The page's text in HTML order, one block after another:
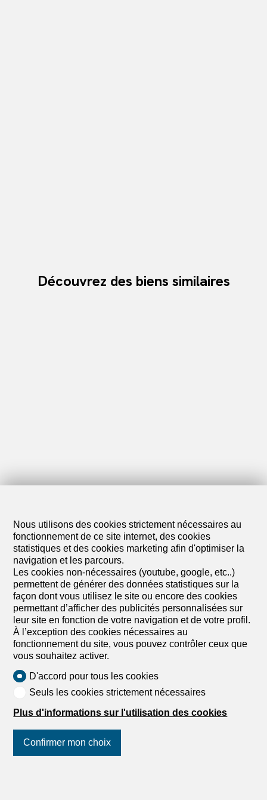
Découvrez des biens similaires
1 6
Appartement
Appartement de 2.5 pièces en
vente à Payerne - 64 m²
CHF 460'000.-
Nous utilisons des cookies strictement nécessaires au
fonctionnement de ce site internet, des cookies
statistiques et des cookies marketing afin d'optimiser la
navigation et les parcours.
Les cookies non-nécessaires (youtube, google, etc..)
permettent de générer des données statistiques sur la
façon dont vous utilisez le site ou encore des cookies
permettant d’afficher des publicités personnalisées sur
leur site en fonction de votre navigation et de votre profil.
À l’exception des cookies nécessaires au
fonctionnement du site, vous pouvez contrôler ceux que
vous souhaitez activer.
D'accord pour tous les cookies
Seuls les cookies strictement nécessaires
Plus d'informations sur l'utilisation des cookies
Confirmer mon choix